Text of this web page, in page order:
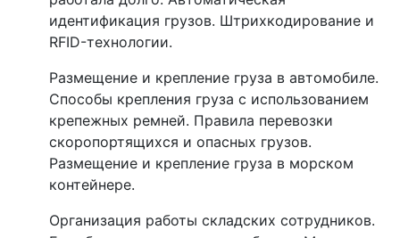
идентификация грузов. Штрихкодирование и
RFID-технологии.
Размещение и крепление груза в автомобиле.
Способы крепления груза с использованием
крепежных ремней. Правила перевозки
скоропортящихся и опасных грузов.
Размещение и крепление груза в морском
контейнере.
Организация работы складских сотрудников.